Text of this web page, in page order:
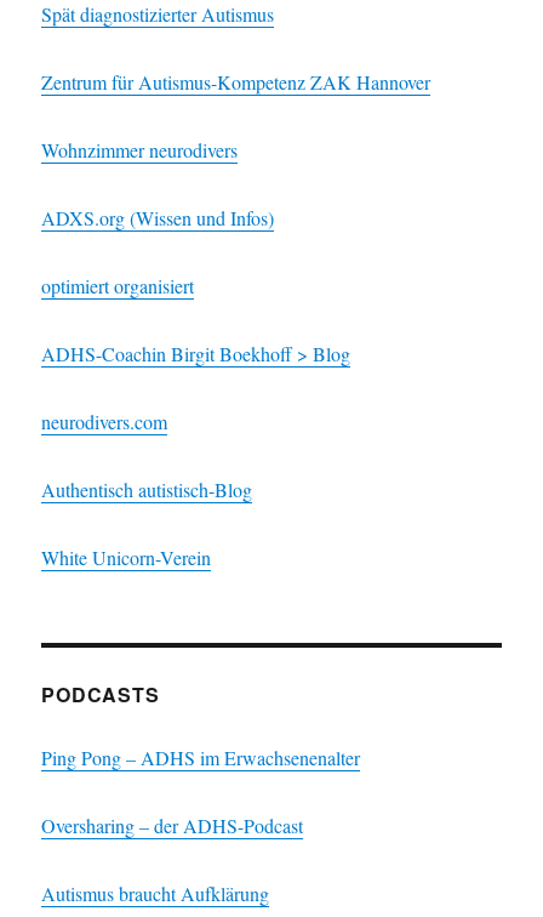
Spät diagnostizierter Autismus
Zentrum für Autismus-Kompetenz ZAK Hannover
Wohnzimmer neurodivers
ADXS.org (Wissen und Infos)
optimiert organisiert
ADHS-Coachin Birgit Boekhoff > Blog
neurodivers.com
Authentisch autistisch-Blog
White Unicorn-Verein
PODCASTS
Ping Pong – ADHS im Erwachsenenalter
Oversharing – der ADHS-Podcast
Autismus braucht Aufklärung